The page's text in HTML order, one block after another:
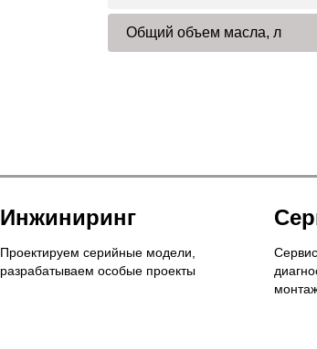
Общий объем масла, л
Инжиниринг
Проектируем серийные модели,
разрабатываем особые проекты